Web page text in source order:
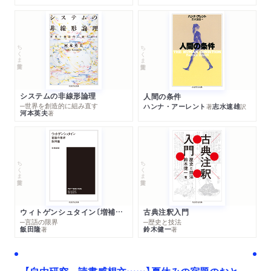
ちくま学芸文庫
システムの非線形論理
─世界を創造的に組み直す
河本英夫著
ちくま学芸文庫
人間の条件
ハンナ・アーレント 著志水速雄訳
ちくま学芸文庫
ウィトゲンシュタイン〔増補新版〕
─言語の限界
飯田隆著
ちくま学芸文庫
古典注釈入門
─歴史と技法
鈴木健一著